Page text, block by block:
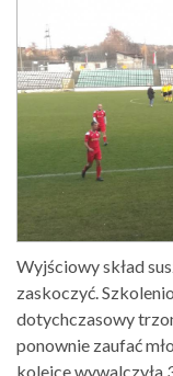
Wyjściowy skład
zaskoczyć.
dotychczasowy
ponownie zaufać
kolejce wywalczyła